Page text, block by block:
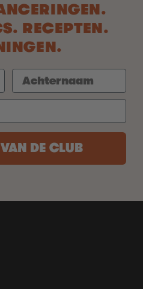
RECEPTEN.
DE CLUB